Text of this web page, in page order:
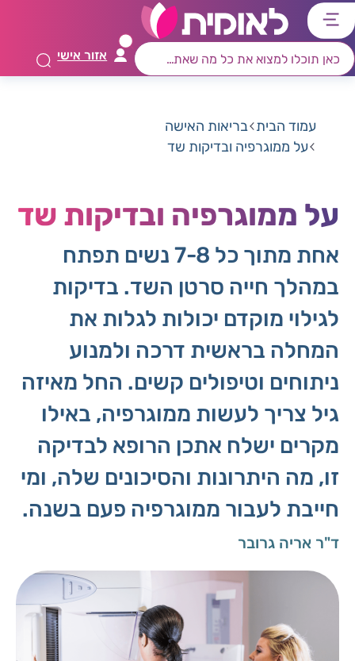
דלג
לתפריט
ראשי
דלג
לרכיב
חיפוש
דלג
לתוכן
מרכזי
דלג
לאזור
קישורים
אזור אישי
עמוד הבית בריאות האישה
על ממוגרפיה ובדיקות שד
על ממוגרפיה ובדיקות שד
אחת מתוך כל 7-8 נשים תפתח
במהלך חייה סרטן השד. בדיקות
לגילוי מוקדם יכולות לגלות את
המחלה בראשית דרכה ולמנוע
ניתוחים וטיפולים קשים. החל מאיזה
גיל צריך לעשות ממוגרפיה, באילו
מקרים ישלח אתכן הרופא לבדיקה
זו, מה היתרונות והסיכונים שלה, ומי
חייבת לעבור ממוגרפיה פעם בשנה.
ד"ר אריה גרובר